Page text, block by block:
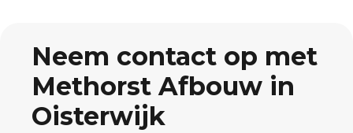
Neem contact op met
Methorst Afbouw in
Oisterwijk